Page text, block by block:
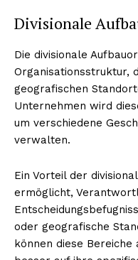
Divisionale
Die divisionale
Organisationsstruktur,
geografischen
Unternehmen wird
um verschiedene
verwalten.
Ein Vorteil der
ermöglicht,
oder geografische
können diese